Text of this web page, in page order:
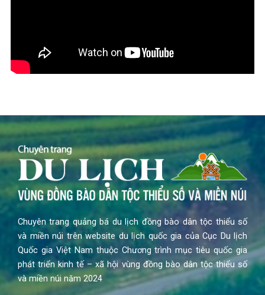
Chuyên trang quảng bá du lịch đồng bào dân tộc thiểu số
và miền núi trên website du lịch quốc gia của Cục Du lịch
Quốc gia Việt Nam thuộc Chương trình mục tiêu quốc gia
phát triển kinh tế – xã hội vùng đồng bào dân tộc thiểu số
và miền núi năm 2024